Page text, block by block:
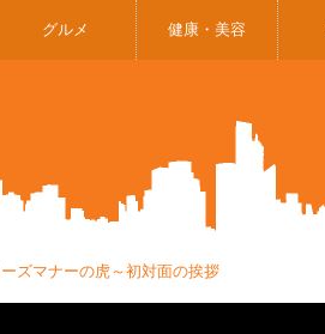
グルメ 健康・美容
ズマナーの虎～初対面の挨拶